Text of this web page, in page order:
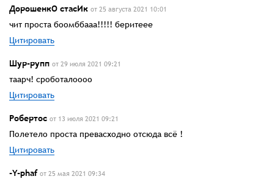
ДорошенкО стасИк от 25 августа 2021 10:01
чит проста боомббааа!!!!! беритеее
Цитировать
Шур-рупп от 29 июля 2021 09:21
таарч! сроботалоооо
Цитировать
Робертос от 13 июля 2021 09:21
Полетело проста превасходно отсюда всё !
Цитировать
-Y-phaf от 25 мая 2021 09:34